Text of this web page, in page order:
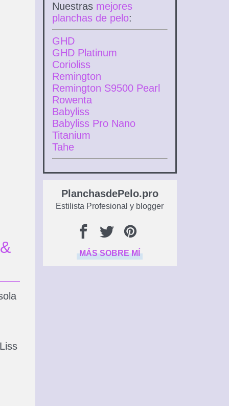
Nuestras mejores
planchas de pelo:
GHD
GHD Platinum
Corioliss
Remington
Remington S9500 Pearl
Rowenta
Babyliss
Babyliss Pro Nano
Titanium
Tahe
PlanchasdePelo.pro
Estilista Profesional y blogger
MÁS SOBRE MÍ